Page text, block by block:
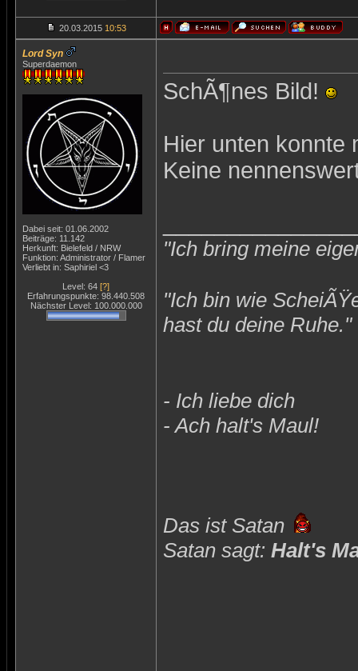
20.03.2015 10:53
Lord Syn
Superdaemon
Dabei seit: 01.06.2002
Beiträge: 11.142
Herkunft: Bielefeld / NRW
Funktion: Administrator / Flamer
Verliebt in: Saphiriel <3
Level: 64 [?]
Erfahrungspunkte: 98.440.508
Nächster Level: 100.000.000
SchÃ¶nes Bild!
Hier unten konnte
Keine
"Ich bring meine
"Ich bin wie
hast du deine
- Ich liebe dich
- Ach halt's Maul!
Das ist Satan
Satan sagt: Halt's